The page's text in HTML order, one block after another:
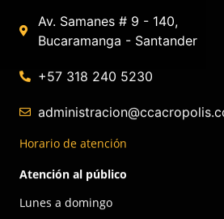
Av. Samanes # 9 - 140,
Bucaramanga - Santander
+57 318 240 5230
Horario de atención
Atención al público
Lunes a domingo